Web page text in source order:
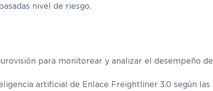
nivel de riesgo.
para monitorear y analizar el desempeño de
artificial de Enlace Freightliner 3.0 según las